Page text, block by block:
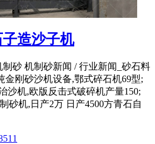
子造沙子机
制砂 机制砂新闻 / 行业新闻_砂石料
金刚砂沙机设备,鄂式碎石机69型;
沙机,欧版反击式破碎机产量150;
砂机,日产2万 日产4500方青石自